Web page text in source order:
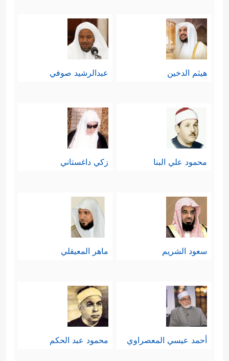
هيثم الدخين عبدالرشيد صوفي
محمود علي البنا زكي داغستاني
سعود الشريم ماهر المعيقلي
أحمد عيسي المعصراوي محمود عبد الحكم